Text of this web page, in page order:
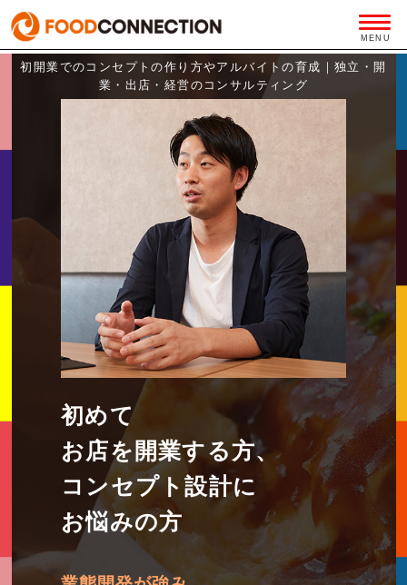
初開業でのコンセプトの作り方やアルバイトの育成｜独立・開
業・出店・経営のコンサルティング
初めて
お店を開業する方、
コンセプト設計に
お悩みの方